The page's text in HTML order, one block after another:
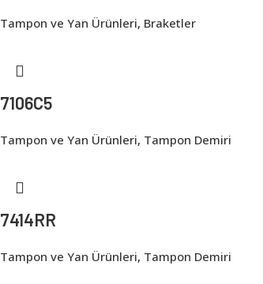
Tampon ve Yan Ürünleri, Braketler
7106C5
Tampon ve Yan Ürünleri, Tampon Demiri
7414RR
Tampon ve Yan Ürünleri, Tampon Demiri